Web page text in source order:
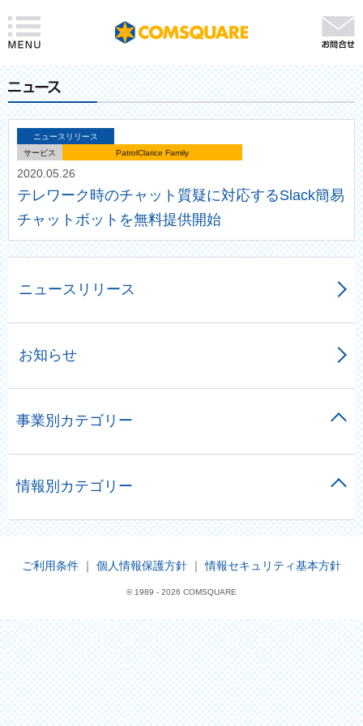
ニュースリリース
サービス
PatrolClarice Family
2020.05.26
テレワーク時のチャット質疑に対応するSlack簡易
チャットボットを無料提供開始
ニュースリリース
お知らせ
事業別カテゴリー
情報別カテゴリー
ご利用条件 ｜ 個人情報保護方針 ｜情報セキュリティ基本方針
© 1989 - 2026 COMSQUARE